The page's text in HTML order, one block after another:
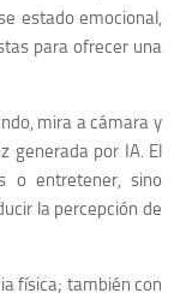
estado emocional,
para ofrecer una
mira a cámara y
generada por IA. El
o entretener, sino
la percepción de
física; también con